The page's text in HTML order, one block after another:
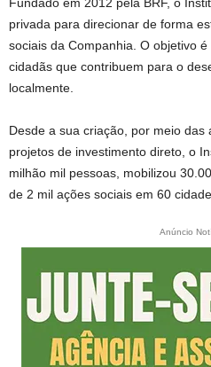
Fundado em 2012 pela BRF, o
privada para direcionar de forma
sociais da Companhia. O objetivo
cidadãs que contribuem para o
localmente.
Desde a sua criação, por meio das
projetos de investimento direto, o
milhão mil pessoas, mobilizou
de 2 mil ações sociais em 60
Anúncio